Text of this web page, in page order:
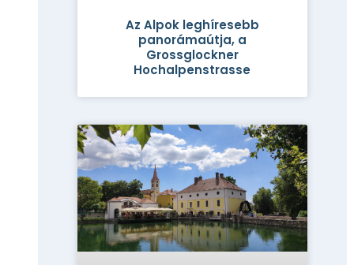
Az Alpok leghíresebb
panorámaútja, a
Grossglockner
Hochalpenstrasse